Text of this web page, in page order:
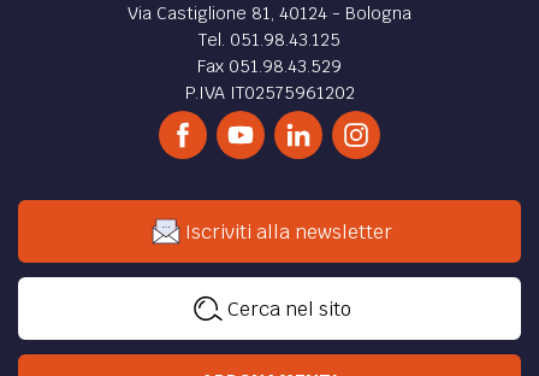
Divieto di atti di tortura - RFT e Austria
La tortura è stata – per molti secoli – un mezzo (per non
dire “il mezzo“) di prova per ottenere la confessione di chi
era sospettato di aver commesso un reato...
Armin Kapeller
DIRITTO / Resilience and the criminal justice
The paper presents a brief introduction in the
relationship and connections between resilience and law
and examine the possible roles that resilience may have...
diMihaela Tomita